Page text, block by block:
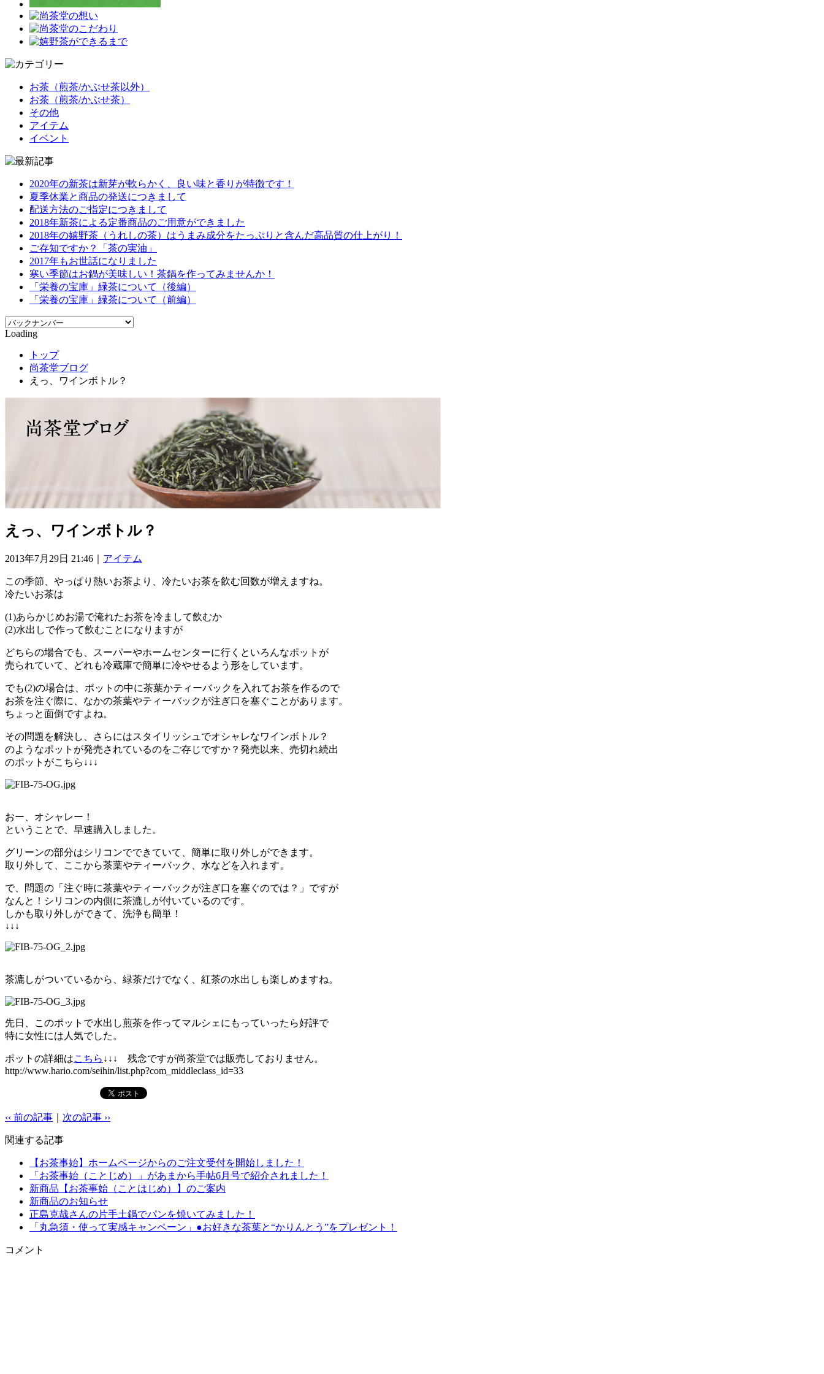
お茶（煎茶/かぶせ茶以外）
お茶（煎茶/かぶせ茶）
その他
アイテム
イベント
2020年の新茶は新芽が軟らかく、良い味と香りが特徴です！
夏季休業と商品の発送につきまして
配送方法のご指定につきまして
2018年新茶による定番商品のご用意ができました
2018年の嬉野茶（うれしの茶）はうまみ成分をたっぷりと含んだ高品質の仕上がり！
ご存知ですか？「茶の実油」
2017年もお世話になりました
寒い季節はお鍋が美味しい！茶鍋を作ってみませんか！
「栄養の宝庫」緑茶について（後編）
「栄養の宝庫」緑茶について（前編）
Loading
トップ
尚茶堂ブログ
えっ、ワインボトル？
えっ、ワインボトル？
2013年7月29日 21:46｜ アイテム
この季節、やっぱり熱いお茶より、冷たいお茶を飲む回数が増えますね。
冷たいお茶は
(1)あらかじめお湯で淹れたお茶を冷まして飲むか
(2)水出しで作って飲むことになりますが
どちらの場合でも、スーパーやホームセンターに行くといろんなポットが
売られていて、どれも冷蔵庫で簡単に冷やせるよう形をしています。
でも(2)の場合は、ポットの中に茶葉かティーバックを入れてお茶を作るので
お茶を注ぐ際に、なかの茶葉やティーバックが注ぎ口を塞ぐことがあります。
ちょっと面倒ですよね。
その問題を解決し、さらにはスタイリッシュでオシャレなワインボトル？
のようなポットが発売されているのをご存じですか？発売以来、売切れ続出
のポットがこちら↓↓↓
おー、オシャレー！
ということで、早速購入しました。
グリーンの部分はシリコンでできていて、簡単に取り外しができます。
取り外して、ここから茶葉やティーバック、水などを入れます。
で、問題の「注ぐ時に茶葉やティーバックが注ぎ口を塞ぐのでは？」ですが
なんと！シリコンの内側に茶漉しが付いているのです。
しかも取り外しができて、洗浄も簡単！
↓↓↓
茶漉しがついているから、緑茶だけでなく、紅茶の水出しも楽しめますね。
先日、このポットで水出し煎茶を作ってマルシェにもっていったら好評で
特に女性には人気でした。
ポットの詳細はこちら ↓↓↓ 残念ですが尚茶堂では販売しておりません。
http://www.hario.com/seihin/list.php?com_middleclass_id=33
‹‹ 前の記事 次の記事 ››
関連する記事
【お茶事始】ホームページからのご注文受付を開始しました！
「お茶事始（ことじめ）」があまから手帖6月号で紹介されました！
新商品【お茶事始（ことはじめ）】のご案内
新商品のお知らせ
正島克哉さんの片手土鍋でパンを焼いてみました！
「丸急須・使って実感キャンペーン」●お好きな茶葉と“かりんとう”をプレゼント！
コメント